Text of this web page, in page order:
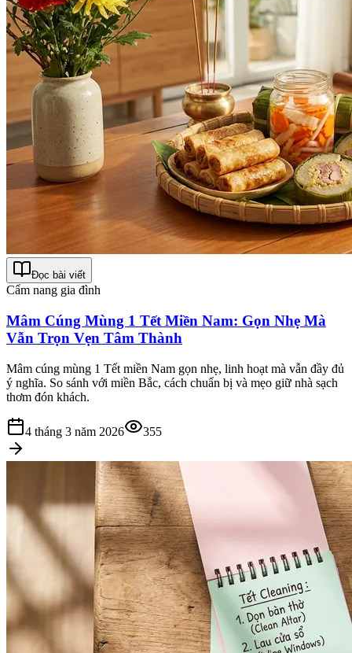
Đọc bài viết
Cẩm nang gia đình
Mâm Cúng Mùng 1 Tết Miền Nam: Gọn Nhẹ Mà
Vẫn Trọn Vẹn Tâm Thành
Mâm cúng mùng 1 Tết miền Nam gọn nhẹ, linh hoạt mà vẫn đầy đủ
ý nghĩa. So sánh với miền Bắc, cách chuẩn bị và mẹo giữ nhà sạch
thơm đón khách.
4 tháng 3 năm 2026 355